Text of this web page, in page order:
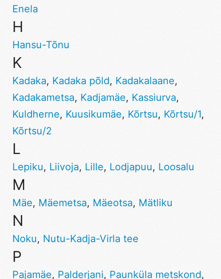
Enela
H
Hansu-Tõnu
K
Kadaka, Kadaka põld, Kadakalaane,
Kadakametsa, Kadjamäe, Kassiurva,
Kuldherne, Kuusikumäe, Kõrtsu, Kõrtsu/1,
Kõrtsu/2
L
Lepiku, Liivoja, Lille, Lodjapuu, Loosalu
M
Mäe, Mäemetsa, Mäeotsa, Mätliku
N
Noku, Nutu-Kadja-Virla tee
P
Pajamäe, Palderjani, Paunküla metskond,